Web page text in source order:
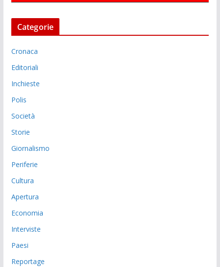
Categorie
Cronaca
Editoriali
Inchieste
Polis
Società
Storie
Giornalismo
Periferie
Cultura
Apertura
Economia
Interviste
Paesi
Reportage